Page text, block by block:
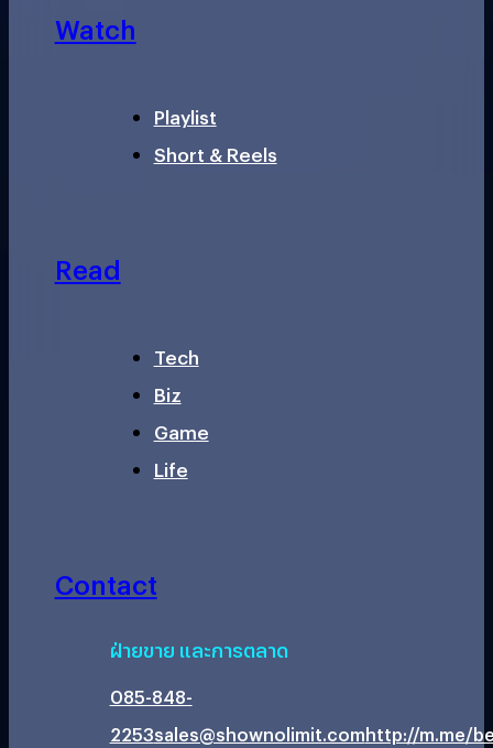
Watch
Playlist
Short & Reels
Read
Tech
Biz
Game
Life
Contact
ฝ่ายขาย และการตลาด
085-848-
2253sales@shownolimit.comhttp://m.me/